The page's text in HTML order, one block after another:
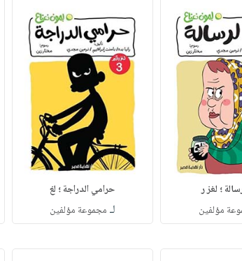
؛ لغز ر
مؤلفين
حرامي الدراجة ؛ لغ
لـ مجموعة مؤلفين